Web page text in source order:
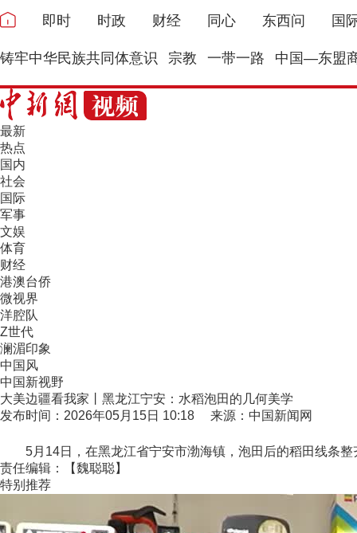
即时 时政 财经 同心 东西问 国
铸牢中华民族共同体意识 宗教 一带一路 中国—东盟
最新
热点
国内
社会
国际
军事
文娱
体育
财经
港澳台侨
微视界
洋腔队
Z世代
澜湄印象
中国风
中国新视野
大美边疆看我家丨黑龙江宁安：水稻泡田的几何美学
发布时间：2026年05月15日 10:18 来源：中国新闻网
5月14日，在黑龙江省宁安市渤海镇，泡田后的稻田线条整
责任编辑：【魏聪聪】
特别推荐